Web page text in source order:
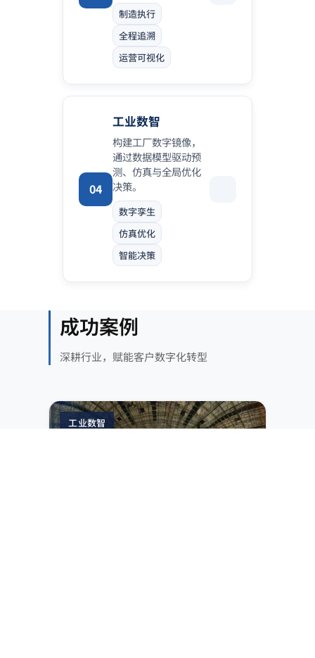
制造执行
全程追溯
运营可视化
04
工业数智
构建工厂数字镜像，
通过数据模型驱动预
测、仿真与全局优化
决策。
数字孪生
仿真优化
智能决策
成功案例
深耕行业，赋能客户数字化转型
工业数智